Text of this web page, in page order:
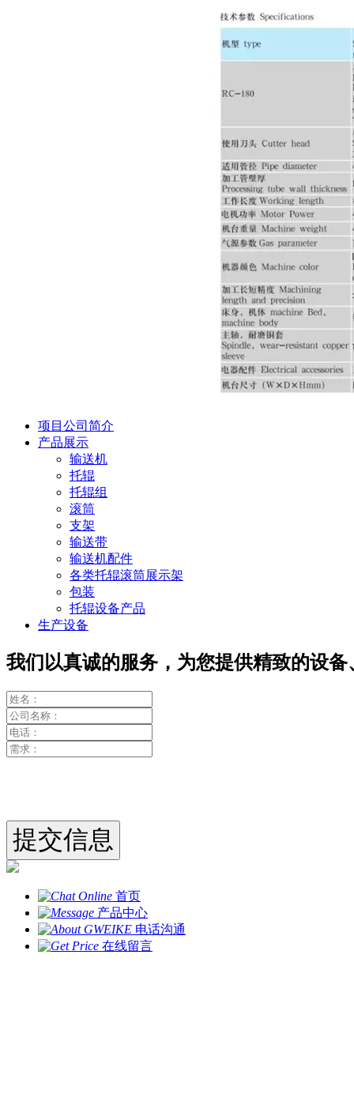
项目公司简介
产品展示
输送机
托辊
托辊组
滚筒
支架
输送带
输送机配件
各类托辊滚筒展示架
包装
托辊设备产品
生产设备
我们以真诚的服务，为您提供精致的设
首页
产品中心
电话沟通
在线留言